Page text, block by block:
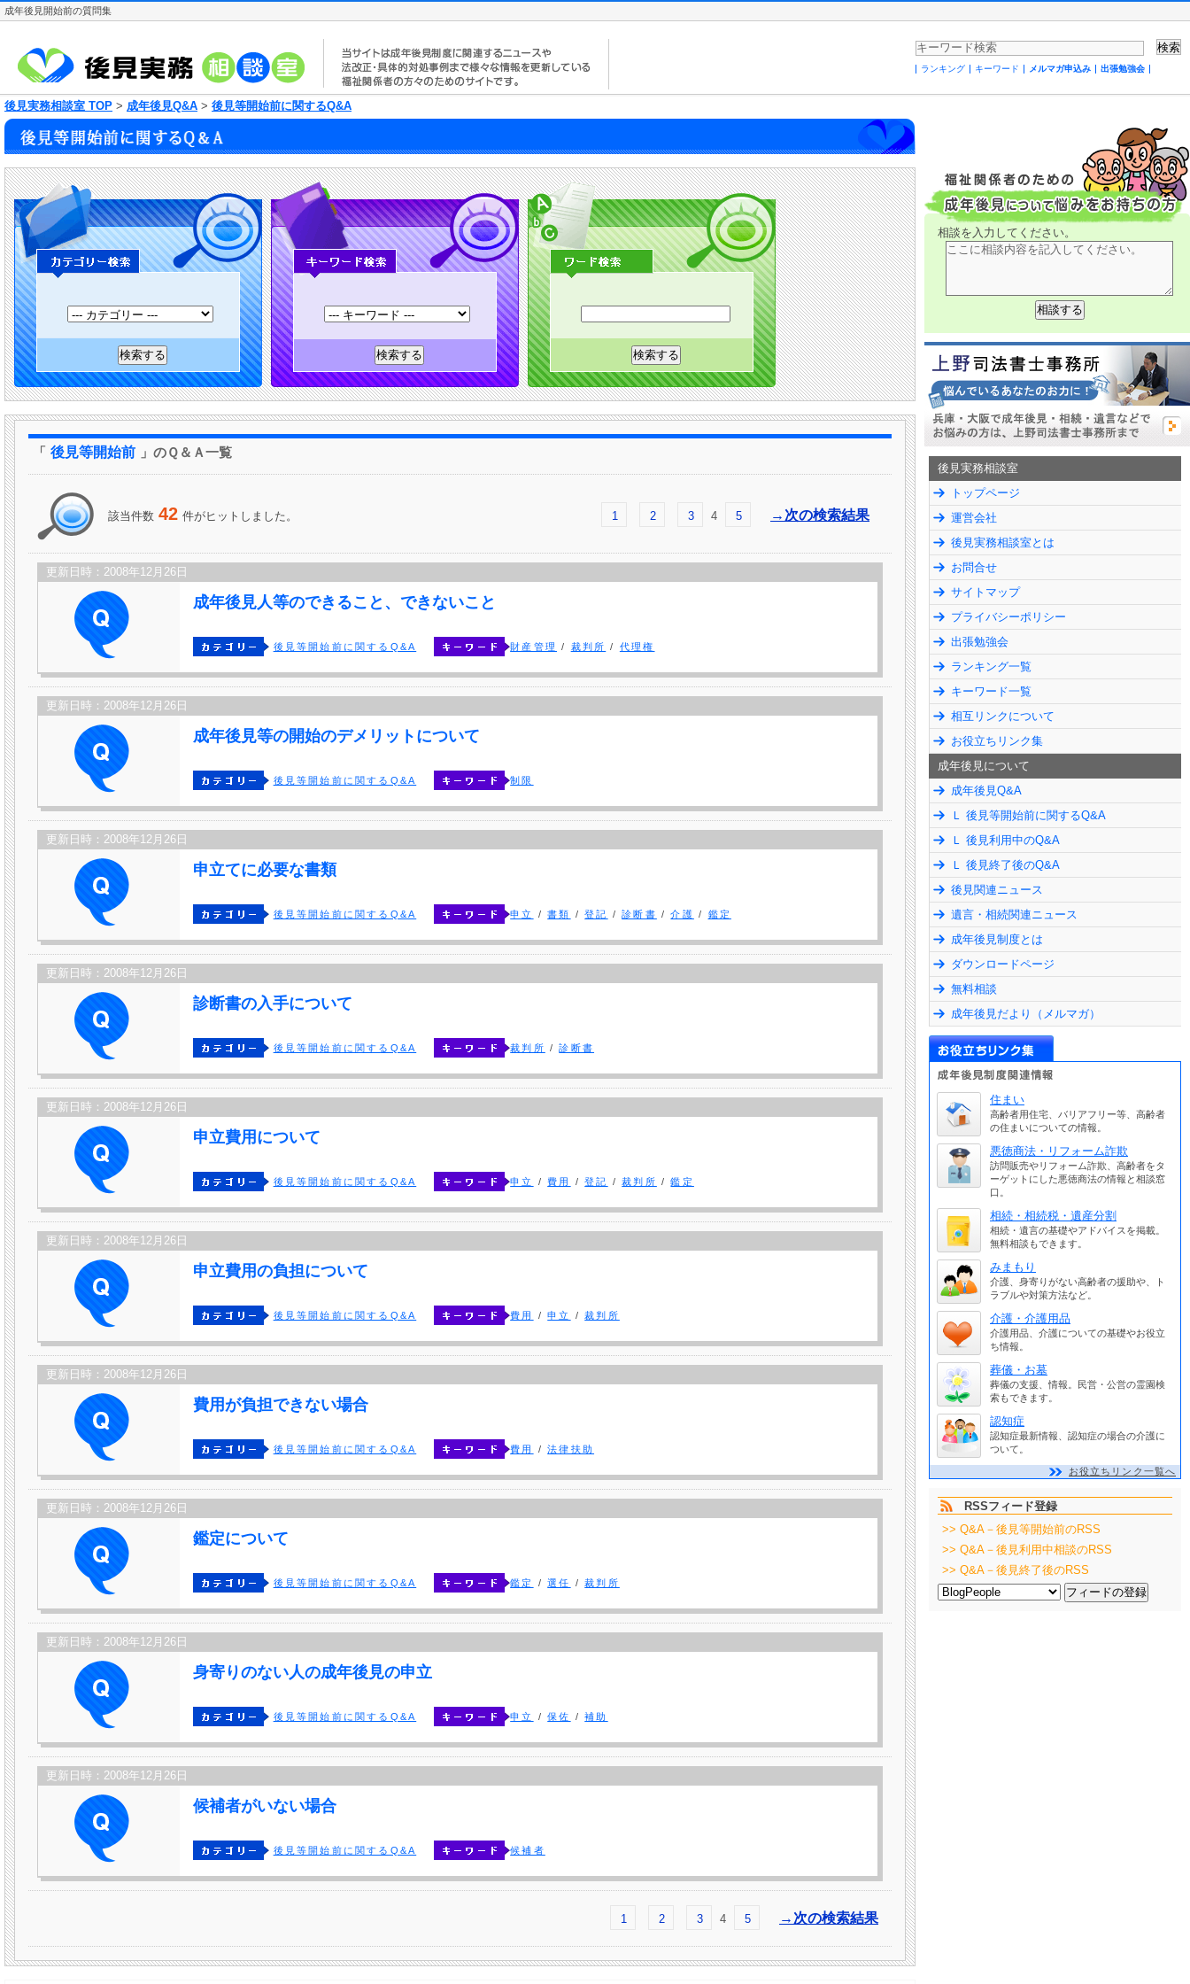
成年後見開始前の質問集
ランキング キーワード メルマガ申込み 出張勉強会
後見実務相談室 TOP > 成年後見Q&A > 後見等開始前に関するQ&A
「 後見等開始前 」のＱ＆Ａ一覧
該当件数 42 件がヒットしました。 1 2 3 4 5 →次の検索結果
更新日時：2008年12月26日
成年後見人等のできること、できないこと
後見等開始前に関するQ&A 財産管理 / 裁判所 / 代理権
更新日時：2008年12月26日
成年後見等の開始のデメリットについて
後見等開始前に関するQ&A 制限
更新日時：2008年12月26日
申立てに必要な書類
後見等開始前に関するQ&A 申立 /書類 /登記 /診断書 /介護 / 鑑定
更新日時：2008年12月26日
診断書の入手について
後見等開始前に関するQ&A 裁判所 /診断書
更新日時：2008年12月26日
申立費用について
後見等開始前に関するQ&A 申立 /費用 /登記 /裁判所 /鑑定
更新日時：2008年12月26日
申立費用の負担について
後見等開始前に関するQ&A 費用 /申立 /裁判所
更新日時：2008年12月26日
費用が負担できない場合
後見等開始前に関するQ&A 費用 /法律扶助
更新日時：2008年12月26日
鑑定について
後見等開始前に関するQ&A 鑑定 /選任 /裁判所
更新日時：2008年12月26日
身寄りのない人の成年後見の申立
後見等開始前に関するQ&A 申立 /保佐 /補助
更新日時：2008年12月26日
候補者がいない場合
後見等開始前に関するQ&A 候補者
1 2 3 4 5 →次の検索結果
相談を入力してください。
後見実務相談室
トップページ
運営会社
後見実務相談室とは
お問合せ
サイトマップ
プライバシーポリシー
出張勉強会
ランキング一覧
キーワード一覧
相互リンクについて
お役立ちリンク集
成年後見について
成年後見Q&A
Ｌ 後見等開始前に関するQ&A
Ｌ 後見利用中のQ&A
Ｌ 後見終了後のQ&A
後見関連ニュース
遺言・相続関連ニュース
成年後見制度とは
ダウンロードページ
無料相談
成年後見だより（メルマガ）
住まい
高齢者用住宅、バリアフリー等、高齢者
の住まいについての情報。
悪徳商法・リフォーム詐欺
訪問販売やリフォーム詐欺、高齢者をタ
ーゲットにした悪徳商法の情報と相談窓
口。
相続・相続税・遺産分割
相続・遺言の基礎やアドバイスを掲載。
無料相談もできます。
みまもり
介護、身寄りがない高齢者の援助や、ト
ラブルや対策方法など。
介護・介護用品
介護用品、介護についての基礎やお役立
ち情報。
葬儀・お墓
葬儀の支援、情報。民営・公営の霊園検
索もできます。
認知症
認知症最新情報、認知症の場合の介護に
ついて。
お役立ちリンク一覧へ
RSSフィード登録
>> Q&A－後見等開始前のRSS
>> Q&A－後見利用中相談のRSS
>> Q&A－後見終了後のRSS